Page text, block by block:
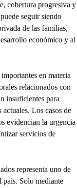
cobertura progresiva y
seguir siendo
de las familias,
económico y al
en materia
relacionados con
insuficientes para
actuales. Los casos de
evidencian la urgencia
servicios de
representa uno de
país. Solo mediante